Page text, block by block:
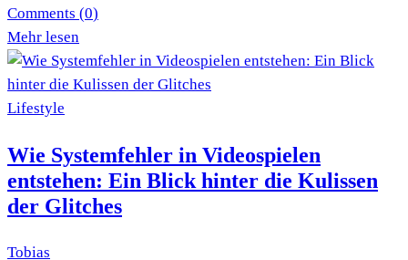
Comments (0)
Mehr lesen
Lifestyle
Wie Systemfehler in Videospielen
entstehen: Ein Blick hinter die Kulissen
der Glitches
Tobias